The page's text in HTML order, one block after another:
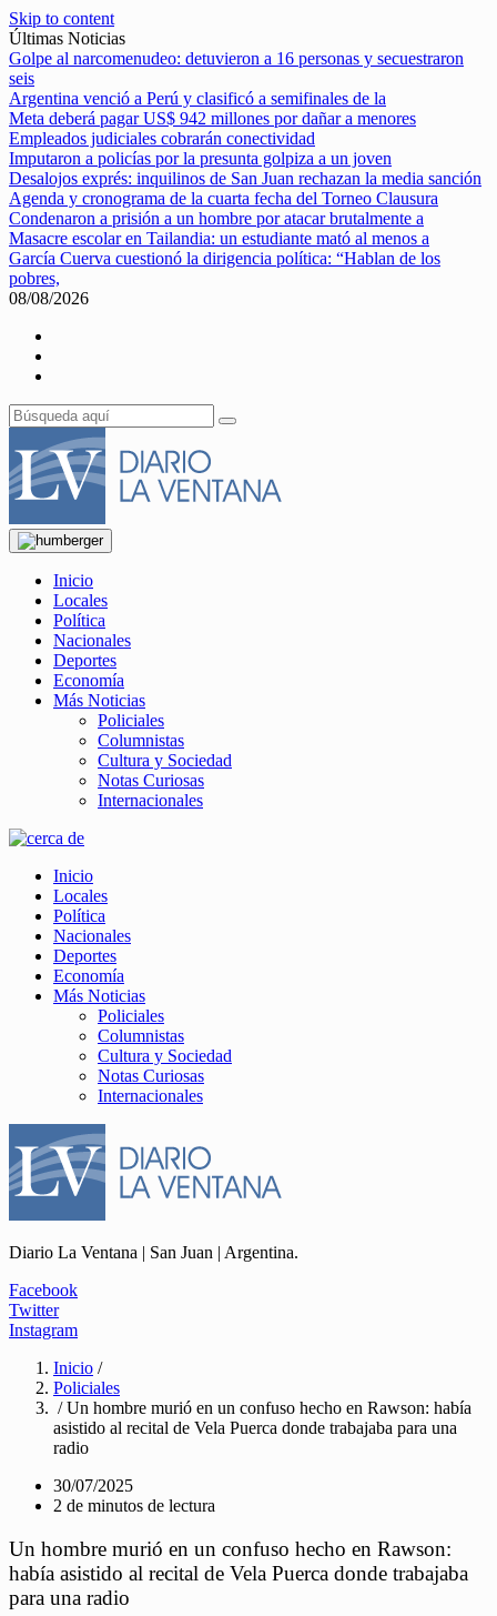
Skip to content
Últimas Noticias
Golpe al narcomenudeo: detuvieron a 16 personas y secuestraron
seis
Argentina venció a Perú y clasificó a semifinales de la
Meta deberá pagar US$ 942 millones por dañar a menores
Empleados judiciales cobrarán conectividad
Imputaron a policías por la presunta golpiza a un joven
Desalojos exprés: inquilinos de San Juan rechazan la media sanción
Agenda y cronograma de la cuarta fecha del Torneo Clausura
Condenaron a prisión a un hombre por atacar brutalmente a
Masacre escolar en Tailandia: un estudiante mató al menos a
García Cuerva cuestionó la dirigencia política: “Hablan de los
pobres,
08/08/2026
Inicio
Locales
Política
Nacionales
Deportes
Economía
Más Noticias
Policiales
Columnistas
Cultura y Sociedad
Notas Curiosas
Internacionales
Inicio
Locales
Política
Nacionales
Deportes
Economía
Más Noticias
Policiales
Columnistas
Cultura y Sociedad
Notas Curiosas
Internacionales
Diario La Ventana | San Juan | Argentina.
Facebook
Twitter
Instagram
Inicio /
Policiales
/ Un hombre murió en un confuso hecho en Rawson: había
asistido al recital de Vela Puerca donde trabajaba para una
radio
30/07/2025
2 de minutos de lectura
Un hombre murió en un confuso hecho en Rawson:
había asistido al recital de Vela Puerca donde trabajaba
para una radio